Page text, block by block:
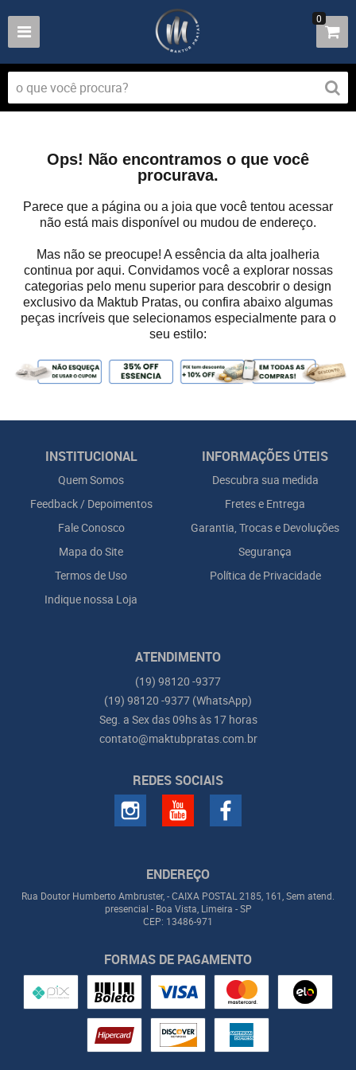
0
Ops! Não encontramos o que você
procurava.
Parece que a página ou a joia que você tentou acessar
não está mais disponível ou mudou de endereço.
Mas não se preocupe! A essência da alta joalheria
continua por aqui. Convidamos você a explorar nossas
categorias pelo menu superior para descobrir o design
exclusivo da Maktub Pratas, ou confira abaixo algumas
peças incríveis que selecionamos especialmente para o
seu estilo:
INSTITUCIONAL
Quem Somos
Feedback / Depoimentos
Fale Conosco
Mapa do Site
Termos de Uso
Indique nossa Loja
INFORMAÇÕES ÚTEIS
Descubra sua medida
Fretes e Entrega
Garantia, Trocas e Devoluções
Segurança
Política de Privacidade
ATENDIMENTO
(19) 98120 -9377
(19) 98120 -9377 (WhatsApp)
Seg. a Sex das 09hs às 17 horas
contato@maktubpratas.com.br
REDES SOCIAIS
ENDEREÇO
Rua Doutor Humberto Ambruster, - CAIXA POSTAL 2185, 161, Sem atend.
presencial - Boa Vista, Limeira -SP
CEP: 13486-971
FORMAS DE PAGAMENTO